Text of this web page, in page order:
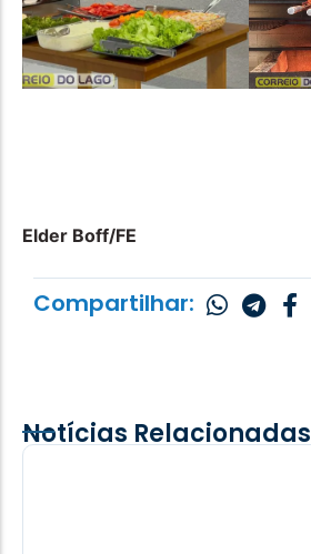
Elder Boff/FE
Compartilhar:
Notícias Relacionadas